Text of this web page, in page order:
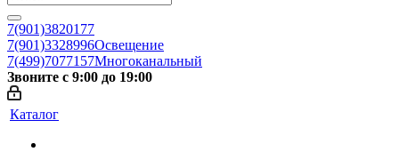
7(901)3820177
7(901)3328996Освещение
7(499)7077157Многоканальный
Звоните с 9:00 до 19:00
Каталог